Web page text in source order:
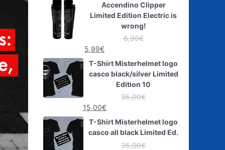
Accendino Clipper
Limited Edition Electric is
wrong!
6,99€
5,99€
T-Shirt Misterhelmet logo
casco black/silver Limited
Edition 10
35,00€
15,00€
T-Shirt Misterhelmet logo
casco all black Limited Ed.
35,00€